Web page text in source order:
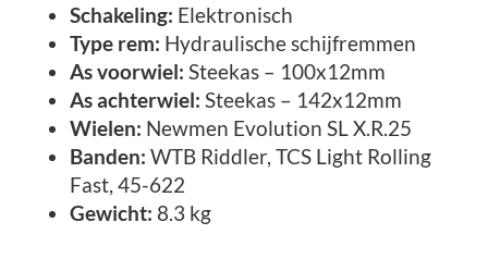
Schakeling: Elektronisch
Type rem: Hydraulische schijfremmen
As voorwiel: Steekas – 100x12mm
As achterwiel: Steekas – 142x12mm
Wielen: Newmen Evolution SL X.R.25
Banden: WTB Riddler, TCS Light Rolling
Fast, 45-622
Gewicht: 8.3 kg